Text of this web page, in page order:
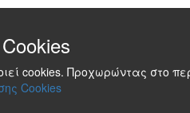
cookies. Προχωρώντας στο
Cookies